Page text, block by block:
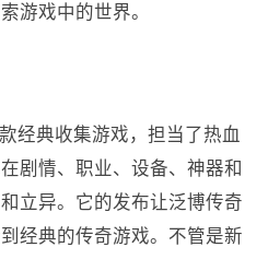
游戏中的世界。
经典收集游戏，担当了热血
剧情、职业、设备、神器和
立异。它的发布让泛博传奇
经典的传奇游戏。不管是新